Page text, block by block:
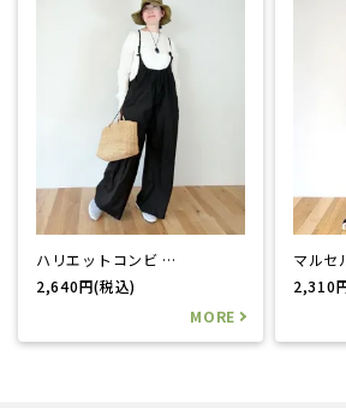
ンダーパンツのハリエットコンビネ
巻きスカートのようでそうでない♪ラ
うなマルセルスカート新発売
ハリエットコンビ …
2,640円(税込)
マルセ
2,310